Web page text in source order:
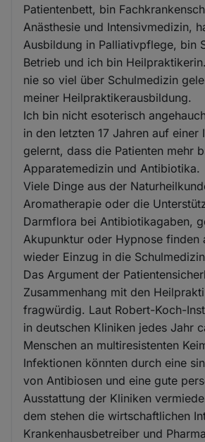
Patientenbett, bin
Anästhesie und Intensivmedizin,
Ausbildung in Palliativpflege, bin
Betrieb und ich bin
nie so viel über Schulmedizin
meiner Heilpraktikerausbildung.
Ich bin nicht esoterisch
in den letzten 17 Jahren auf einer
gelernt, dass die Patienten mehr
Apparatemedizin und Antibiotika.
Viele Dinge aus der
Aromatherapie oder die
Darmflora bei Antibiotikagaben,
Akupunktur oder Hypnose finden
wieder Einzug in die
Das Argument der
Zusammenhang mit den
fragwürdig. Laut Robert-Koch-
in deutschen Kliniken jedes Jahr
Menschen an multiresistenten
Infektionen könnten durch eine
von Antibiosen und eine gute
Ausstattung der Kliniken
dem stehen die wirtschaftlichen
Krankenhausbetreiber und